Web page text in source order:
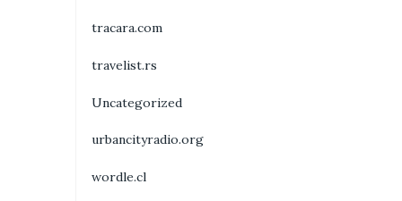
tracara.com
travelist.rs
Uncategorized
urbancityradio.org
wordle.cl